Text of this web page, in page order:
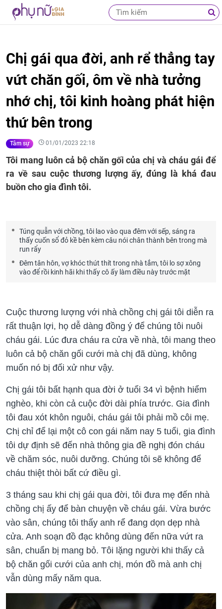
Chị gái qua đời, anh rể thẳng tay
vứt chăn gối, ôm về nhà tưởng
nhớ chị, tôi kinh hoàng phát hiện
thứ bên trong
Tâm sự 01/01/2023 22:18
Tôi mang luôn cả bộ chăn gối của chị và cháu gái để
ra về sau cuộc thương lượng ấy, đúng là khá đau
buồn cho gia đình tôi.
Túng quẫn với chồng, tôi lao vào qua đêm với sếp, sáng ra
thấy cuốn sổ đỏ kề bên kèm câu nói chân thành bên trong mà
run rẩy
Đêm tân hôn, vợ khóc thút thít trong nhà tắm, tôi lo sợ xông
vào để rồi kinh hãi khi thấy cô ấy làm điều này trước mặt
Cuộc thương lượng với nhà chồng chị gái tôi diễn ra
rất thuận lợi, họ dễ dàng đồng ý để chúng tôi nuôi
cháu gái. Lúc đưa cháu ra cửa về nhà, tôi mang theo
luôn cả bộ chăn gối cưới mà chị đã dùng, không
muốn nó bị đối xử như vậy.
Chị gái tôi bất hạnh qua đời ở tuổi 34 vì bệnh hiểm
nghèo, khi còn cả cuộc đời dài phía trước. Gia đình
tôi đau xót khôn nguôi, cháu gái tôi phải mồ côi mẹ.
Chị chỉ để lại một cô con gái năm nay 5 tuổi, gia đình
tôi dự định sẽ đến nhà thông gia đề nghị đón cháu
về chăm sóc, nuôi dưỡng. Chúng tôi sẽ không để
cháu thiệt thòi bất cứ điều gì.
3 tháng sau khi chị gái qua đời, tôi đưa mẹ đến nhà
chồng chị ấy để bàn chuyện về cháu gái. Vừa bước
vào sân, chúng tôi thấy anh rể đang dọn dẹp nhà
cửa. Anh soạn đồ đạc không dùng đến nữa vứt ra
sân, chuẩn bị mang bỏ. Tôi lặng người khi thấy cả
bộ chăn gối cưới của anh chị, món đồ mà anh chị
vẫn dùng mấy năm qua.